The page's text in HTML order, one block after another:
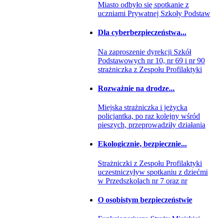
Miasto odbyło się spotkanie z
uczniami Prywatnej Szkoły Podstaw
Dla cyberbezpieczeństwa...
Na zaproszenie dyrekcji Szkół
Podstawowych nr 10, nr 69 i nr 90
strażniczka z Zespołu Profilaktyki
Rozważnie na drodze...
Miejska strażniczka i jeżycka
policjantka, po raz kolejny wśród
pieszych, przeprowadziły działania
Ekologicznie, bezpiecznie...
Strażniczki z Zespołu Profilaktyki
uczestniczyływ spotkaniu z dziećmi
w Przedszkolach nr 7 oraz nr
O osobistym bezpieczeństwie